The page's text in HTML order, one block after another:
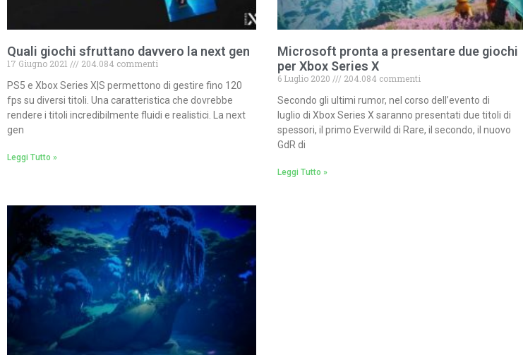
Quali giochi sfruttano davvero la next gen
17 Giugno 2021
204.084 commenti
PS5 e Xbox Series X|S permettono di gestire fino 120
fps su diversi titoli. Una caratteristica che dovrebbe
rendere i titoli incredibilmente fluidi e realistici. La next
gen
Leggi Tutto »
Microsoft pronta a presentare due giochi
per Xbox Series X
6 Luglio 2020
204.084 commenti
Secondo gli ultimi rumor, nel corso dell’evento di
luglio di Xbox Series X saranno presentati due titoli di
spessori, il primo Everwild di Rare, il secondo, il nuovo
GdR di
Leggi Tutto »